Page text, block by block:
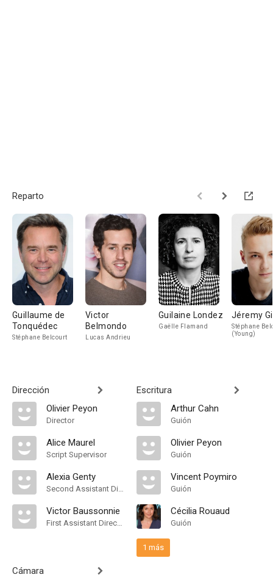
Reparto
Guillaume de
Tonquédec
Stéphane Belcourt
Victor
Belmondo
Lucas Andrieu
Guilaine Londez
Gaëlle Flamand
Jéremy
Stéphane
(Young)
Dirección
Olivier Peyon
Director
Alice Maurel
Script Supervisor
Alexia Genty
Second Assistant Director
Victor Baussonnie
First Assistant Director
Cámara
Escritura
Arthur Cahn
Guión
Olivier Peyon
Guión
Vincent Poymiro
Guión
Cécilia Rouaud
Guión
1 más